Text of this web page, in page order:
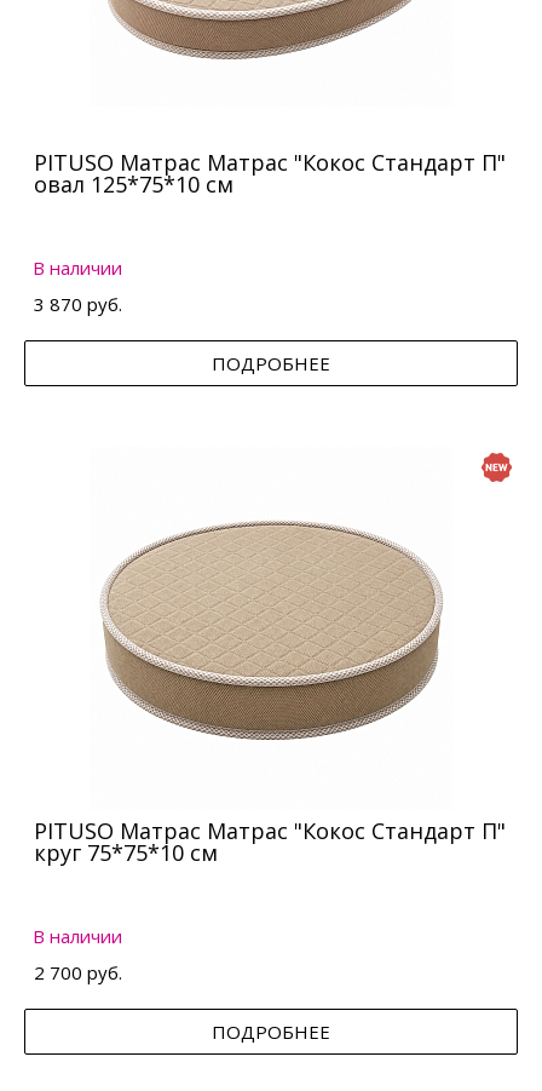
PITUSO Матрас Матрас "Кокос Стандарт П"
овал 125*75*10 см
В наличии
3 870 руб.
ПОДРОБНЕЕ
PITUSO Матрас Матрас "Кокос Стандарт П"
круг 75*75*10 см
В наличии
2 700 руб.
ПОДРОБНЕЕ